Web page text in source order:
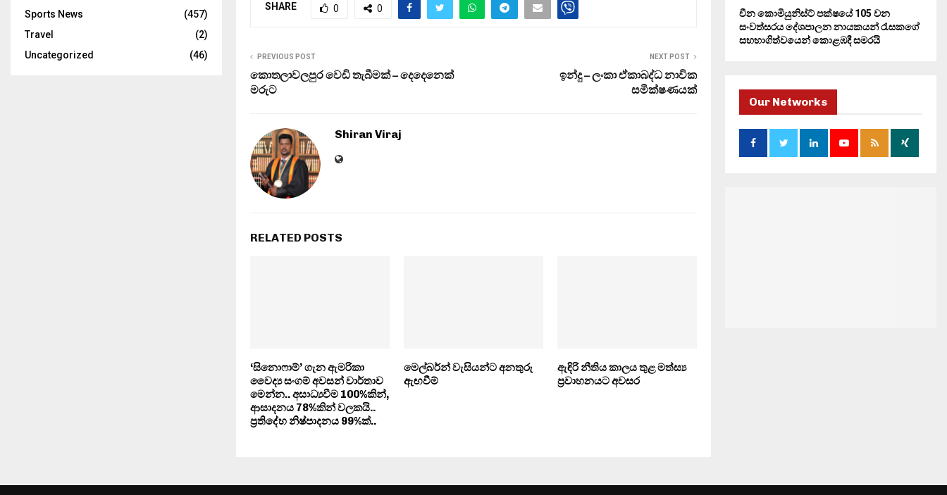
SHARE 0 0
PREVIOUS POST
කොතලාවලපුර වෙඩි තැබීමක් – දෙදෙනෙක්
මරුට
NEXT POST
ඉන්දු – ලංකා ඒකාබද්ධ නාවික
සමීක්ෂණයක්
Shiran Viraj
RELATED POSTS
‘සිනොෆාම්’ ගැන ඇමරිකා
වෛද්‍ය සංගම් අවසන් වාර්තාව
මෙන්න.. අසාධ්‍යවීම 100%කින්,
ආසාදනය 78%කින් වලකයි..
ප‍්‍රතිදේහ නිෂ්පාදනය 99%ක්..
මෙල්බර්න් වැසියන්ට අනතුරු
ඇඟවීම්
ඇඳිරි නීතිය කාලය තුළ මත්ස්‍ය
ප්‍රවාහනයට අවසර
Sports News
(457)
Travel
(2)
Uncategorized
(46)
චීන කොමියුනිස්ට් පක්ෂයේ 105 වන
සංවත්සරය දේශපාලන නායකයන් රැසකගේ
සහභාගිත්වයෙන් කොළඹදී සමරයි
Our Networks